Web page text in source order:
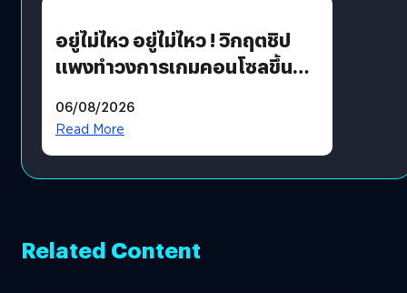
อยู่ไม่ไหว อยู่ไม่ไหว ! วิกฤตชิป
แพงทำวงการเกมคอนโซลขึ้น
?
06/08/2026
Read More
Related Content